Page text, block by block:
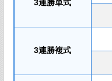
3連勝単式
3連勝複式